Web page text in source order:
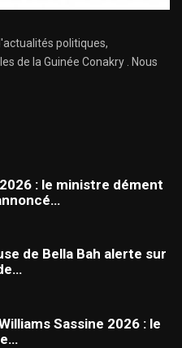
politiques,
de la Guinée Conakry . Nous
: le ministre dément
de Bella Bah alerte sur
Sassine 2026 : le